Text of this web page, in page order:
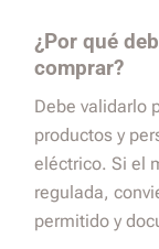
¿Por qué
comprar?
Debe validarlo
productos y
eléctrico. Si el
regulada,
permitido y